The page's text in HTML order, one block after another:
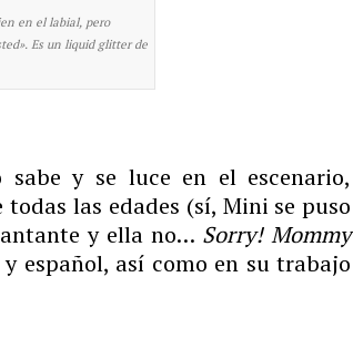
en el labial, pero
Es un liquid glitter de
y se luce en el escenario,
las edades (sí, Mini se puso
y ella no… Sorry! Mommy
español, así como en su trabajo